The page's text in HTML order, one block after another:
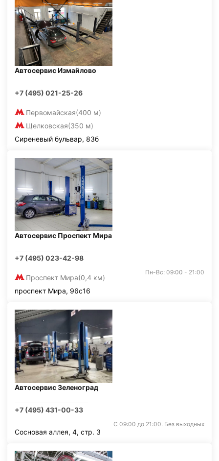
Автосервис Измайлово
+7 (495) 021-25-26
Первомайская(400 м)
Щелковская(350 м)
Сиреневый бульвар, 83б
Автосервис Проспект Мира
+7 (495) 023-42-98
Проспект Мира(0,4 км)
Пн-Вс: 09:00 - 21:00
проспект Мира, 96с16
Автосервис Зеленоград
+7 (495) 431-00-33
С 09:00 до 21:00. Без выходных
Сосновая аллея, 4, стр. 3